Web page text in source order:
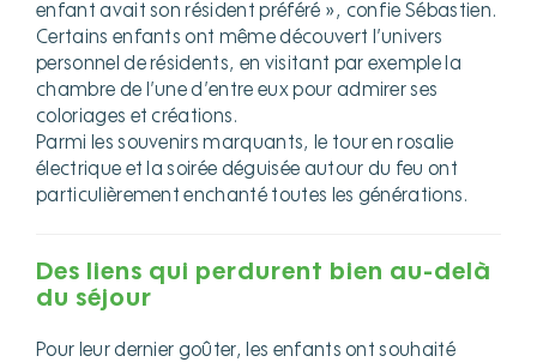
enfant avait son résident préféré », confie Sébastien.
Certains enfants ont même découvert l’univers
personnel de résidents, en visitant par exemple la
chambre de l’une d’entre eux pour admirer ses
coloriages et créations.
Parmi les souvenirs marquants, le tour en rosalie
électrique et la soirée déguisée autour du feu ont
particulièrement enchanté toutes les générations.
Des liens qui perdurent bien au-delà
du séjour
Pour leur dernier goûter, les enfants ont souhaité